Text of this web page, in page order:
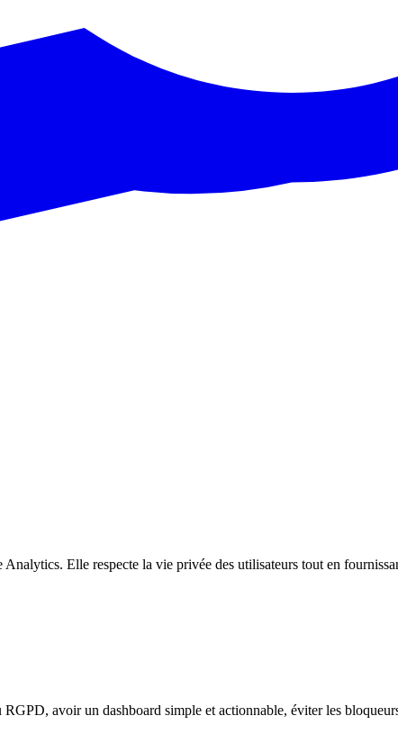
Elle respecte la vie privée des utilisateurs tout en
avoir un dashboard simple et actionnable, éviter les